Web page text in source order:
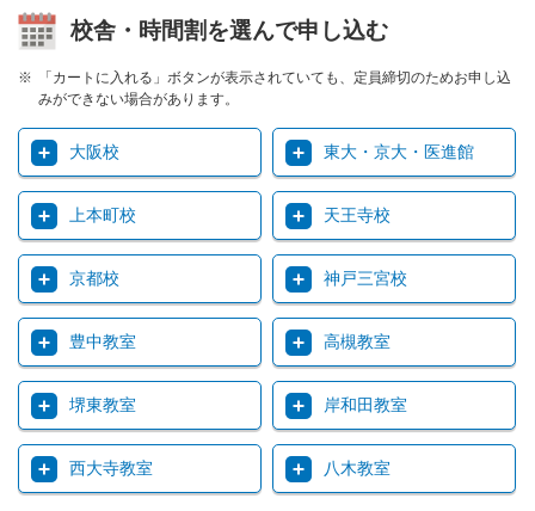
校舎・時間割を選んで申し込む
「カートに入れる」ボタンが表示されていても、定員締切のためお申し込
みができない場合があります。
大阪校 東大・京大・医進館
上本町校 天王寺校
京都校 神戸三宮校
豊中教室 高槻教室
堺東教室 岸和田教室
西大寺教室 八木教室